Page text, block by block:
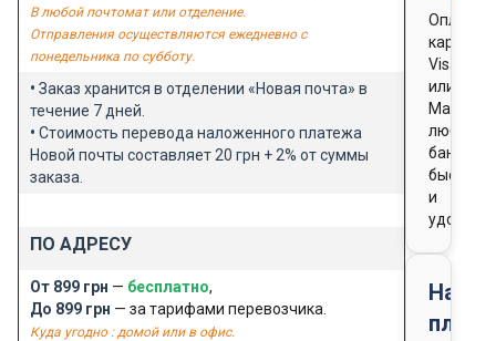
В любой почтомат или отделение.
Отправления осуществляются ежедневно с
понедельника по субботу.
• Заказ хранится в отделении «Новая почта» в
течение 7 дней.
• Стоимость перевода наложенного платежа
Новой почты составляет 20 грн + 2% от суммы
заказа.
ПО АДРЕСУ
От 899 грн — бесплатно,
До 899 грн — за тарифами перевозчика.
Куда угодно : домой или в офис.
Оплата
картой
Visa
или
любого
банка
быстро
и
удобно